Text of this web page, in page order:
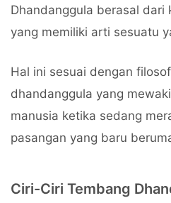
Dhandanggula berasal dari
yang memiliki arti sesuatu
Hal ini sesuai dengan
dhandanggula yang
manusia ketika sedang
pasangan yang baru
Ciri-Ciri Tembang